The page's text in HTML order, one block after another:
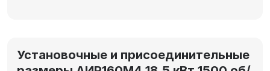
Установочные и присоединительные